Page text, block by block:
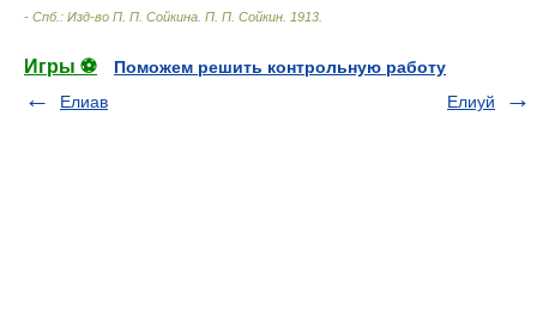
- Спб.: Изд-во П. П. Сойкина П. П. Сойкин 1913
Игры ⚽
Поможем решить контрольную работу
Елиав
Елиуй